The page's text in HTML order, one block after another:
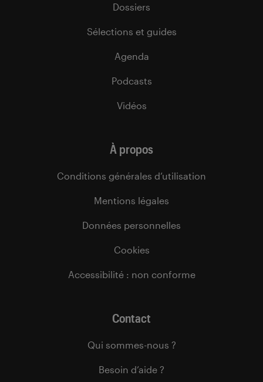
Dossiers
Sélections et guides
Agenda
Podcasts
Vidéos
À propos
Conditions générales d’utilisation
Mentions légales
Données personnelles
Cookies
Accessibilité : non conforme
Contact
Qui sommes-nous ?
Besoin d’aide ?